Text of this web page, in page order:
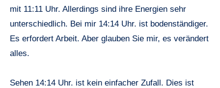
mit 11:11 Uhr. Allerdings sind ihre Energien sehr
unterschiedlich. Bei mir 14:14 Uhr. ist bodenständiger.
Es erfordert Arbeit. Aber glauben Sie mir, es verändert
alles.
Sehen 14:14 Uhr. ist kein einfacher Zufall. Dies ist